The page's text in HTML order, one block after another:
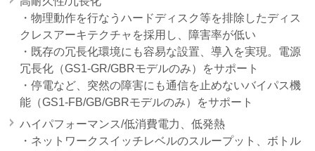
・物理動作を行なうハードディスク等を排除したディス
クレスアーキテクチャを採用し、障害率が低い
・既存の冗長化環境にも容易な設置、導入を実現。電源
冗長化（GS1-GR/GBRモデルのみ）をサポート
・停電など、突然の障害にも通信を止めないバイパス機
能（GS1-FB/GB/GBRモデルのみ）をサポート
ハイパフォーマンス/低消費電力、低発熱
・ネットワークスイッチレベルのスループット、ボトル